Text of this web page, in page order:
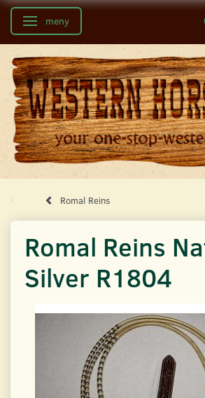
Ändra navigering
meny
Romal Reins
Romal Reins
Silver R1804